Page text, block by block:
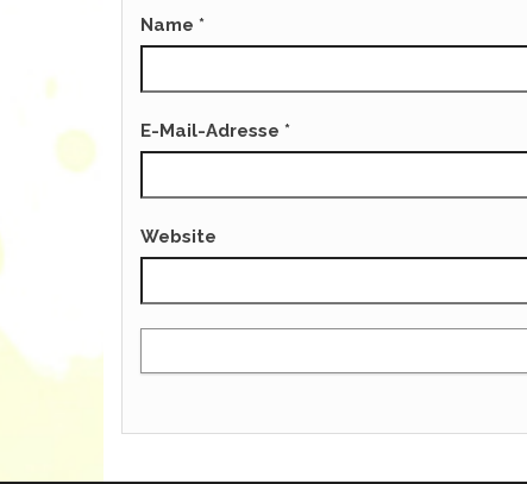
Name *
E-Mail-Adresse *
Website